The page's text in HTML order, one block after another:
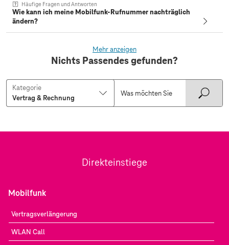
Häufige Fragen und Antworten
Wie kann ich meine Mobilfunk-Rufnummer nachträglich
ändern?
Mehr anzeigen
Nichts Passendes gefunden?
Kategorie
Direkteinstiege
Mobilfunk
Vertragsverlängerung
WLAN Call